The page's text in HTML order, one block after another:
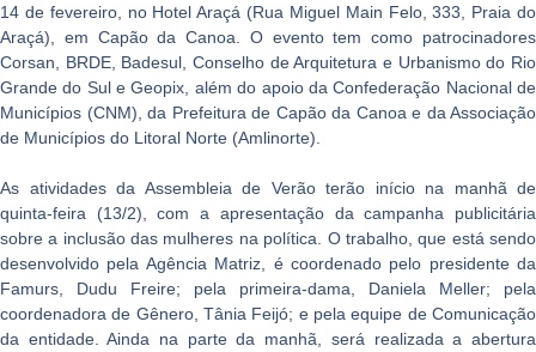
14 de fevereiro, no Hotel Araçá (Rua Miguel Main Felo, 333, Praia do
Araçá), em Capão da Canoa. O evento tem como patrocinadores
Corsan, BRDE, Badesul, Conselho de Arquitetura e Urbanismo do Rio
Grande do Sul e Geopix, além do apoio da Confederação Nacional de
Municípios (CNM), da Prefeitura de Capão da Canoa e da Associação
de Municípios do Litoral Norte (Amlinorte).
As atividades da Assembleia de Verão terão início na manhã de
quinta-feira (13/2), com a apresentação da campanha publicitária
sobre a inclusão das mulheres na política. O trabalho, que está sendo
desenvolvido pela Agência Matriz, é coordenado pelo presidente da
Famurs, Dudu Freire; pela primeira-dama, Daniela Meller; pela
coordenadora de Gênero, Tânia Feijó; e pela equipe de Comunicação
da entidade. Ainda na parte da manhã, será realizada a abertura